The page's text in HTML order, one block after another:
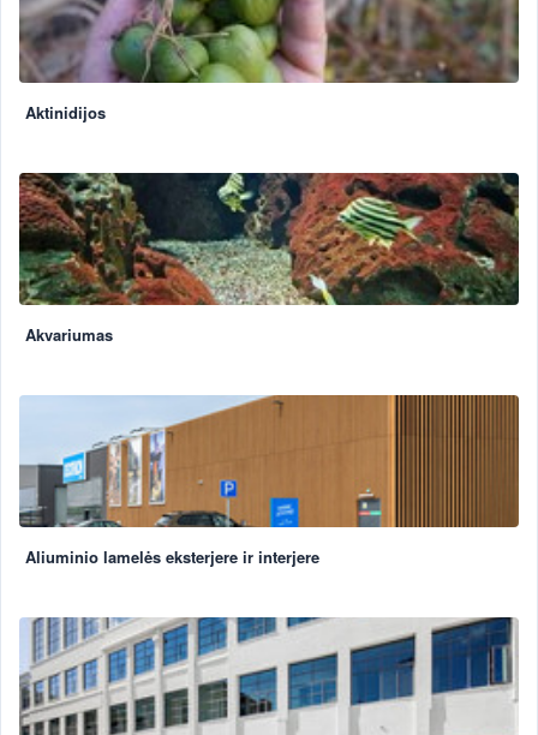
Aktinidijos
Akvariumas
Aliuminio lamelės eksterjere ir interjere